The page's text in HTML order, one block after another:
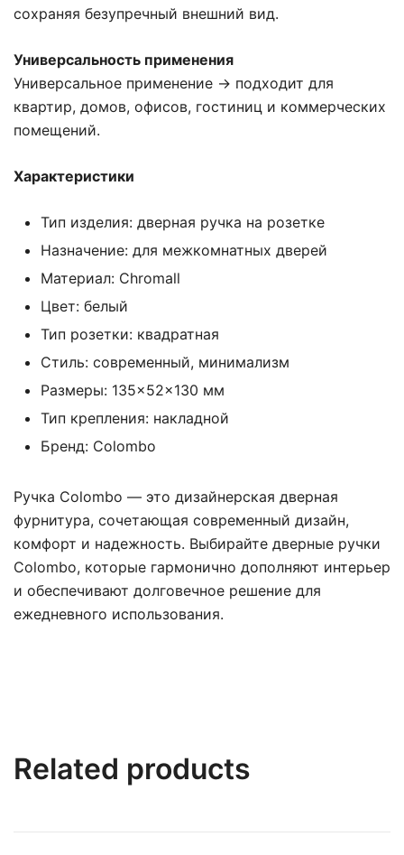
сохраняя безупречный внешний вид.
Универсальность применения
Универсальное применение → подходит для
квартир, домов, офисов, гостиниц и коммерческих
помещений.
Характеристики
Тип изделия: дверная ручка на розетке
Назначение: для межкомнатных дверей
Материал: Chromall
Цвет: белый
Тип розетки: квадратная
Стиль: современный, минимализм
Размеры: 135×52×130 мм
Тип крепления: накладной
Бренд: Colombo
Ручка Colombo — это дизайнерская дверная
фурнитура, сочетающая современный дизайн,
комфорт и надежность. Выбирайте дверные ручки
Colombo, которые гармонично дополняют интерьер
и обеспечивают долговечное решение для
ежедневного использования.
Related products